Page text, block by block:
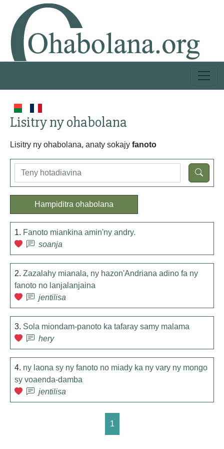
Lisitry ny ohabolana
Lisitry ny ohabolana, anaty sokajy fanoto
Hampiditra ohabolana
1. Fanoto miankina amin'ny andry.
soanja
2. Zazalahy mianala, ny hazon'Andriana adino fa ny
fanoto no lanjalanjaina
jentilisa
3. Sola miondam-panoto ka tafaray samy malama
hery
4. ny laona sy ny fanoto no miady ka ny vary ny mongo
sy voaenda-damba
jentilisa
1